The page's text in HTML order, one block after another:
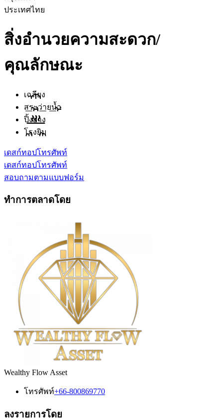
ประเทศไทย
สิ่งอำนวยความสะดวก/
คุณลักษณะ
เฉลียง
สระว่ายน้ำ
ปิ้งย่าง
โรงยิม
เดสก์ทอปโทรศัพท์
เดสก์ทอปโทรศัพท์
สอบถามตามแบบฟอร์ม
ทำการตลาดโดย
Wealthy Flow Asset
โทรศัพท์+66-800869770
ลงรายการโดย